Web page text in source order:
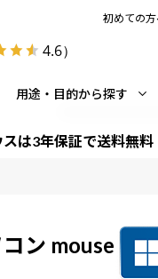
4.6）
初めての
用途・目的から探す
スは3年保証で送料無料
ン mouse